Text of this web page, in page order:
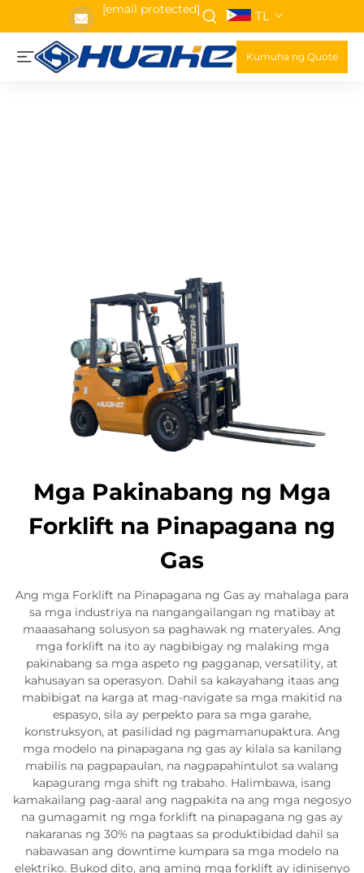
[email protected] TL
Kumuha ng Quote
Mga Pakinabang ng Mga
Forklift na Pinapagana ng
Gas
Ang mga Forklift na Pinapagana ng Gas ay mahalaga para
sa mga industriya na nangangailangan ng matibay at
maaasahang solusyon sa paghawak ng materyales. Ang
mga forklift na ito ay nagbibigay ng malaking mga
pakinabang sa mga aspeto ng pagganap, versatility, at
kahusayan sa operasyon. Dahil sa kakayahang itaas ang
mabibigat na karga at mag-navigate sa mga makitid na
espasyo, sila ay perpekto para sa mga garahe,
konstruksyon, at pasilidad ng pagmamanupaktura. Ang
mga modelo na pinapagana ng gas ay kilala sa kanilang
mabilis na pagpapaulan, na nagpapahintulot sa walang
kapagurang mga shift ng trabaho. Halimbawa, isang
kamakailang pag-aaral ang nagpakita na ang mga negosyo
na gumagamit ng mga forklift na pinapagana ng gas ay
nakaranas ng 30% na pagtaas sa produktibidad dahil sa
nabawasan ang downtime kumpara sa mga modelo na
elektriko. Bukod dito, ang aming mga forklift ay idinisenyo